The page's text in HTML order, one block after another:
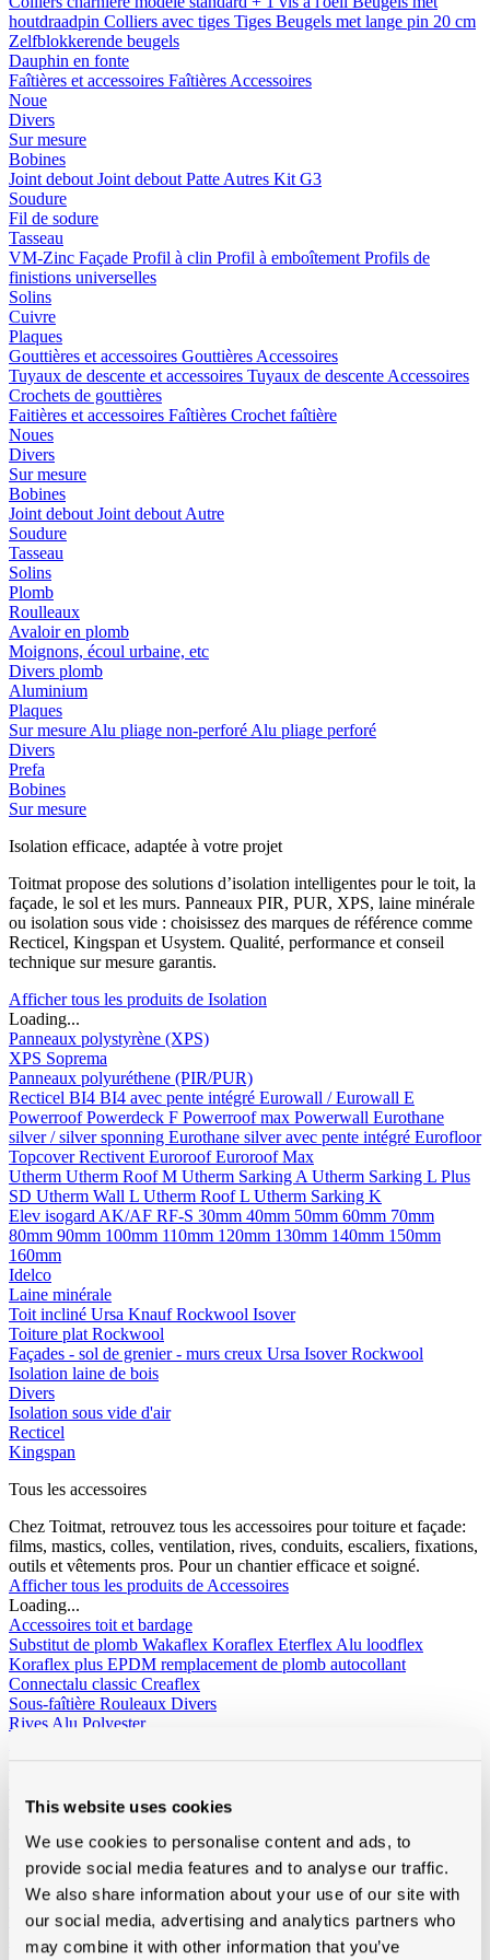
This website uses cookies
We use cookies to personalise content and ads, to
provide social media features and to analyse our traffic.
We also share information about your use of our site with
our social media, advertising and analytics partners who
may combine it with other information that you’ve
houtdraadpin Colliers avec tiges Tiges Beugels met lange pin 20 cm
Zelfblokkerende beugels
Dauphin en fonte
Faîtières et accessoires Faîtières Accessoires
Noue
Divers
Sur mesure
Bobines
Joint debout Joint debout Patte Autres Kit G3
Soudure
Fil de sodure
Tasseau
VM-Zinc Façade Profil à clin Profil à emboîtement Profils de
finistions universelles
Solins
Cuivre
Plaques
Gouttières et accessoires Gouttières Accessoires
Tuyaux de descente et accessoires Tuyaux de descente Accessoires
Crochets de gouttières
Faitières et accessoires Faîtières Crochet faîtière
Noues
Divers
Sur mesure
Bobines
Joint debout Joint debout Autre
Soudure
Tasseau
Solins
Plomb
Roulleaux
Avaloir en plomb
Moignons, écoul urbaine, etc
Divers plomb
Aluminium
Plaques
Sur mesure Alu pliage non-perforé Alu pliage perforé
Divers
Prefa
Bobines
Sur mesure
Isolation efficace, adaptée à votre projet
Toitmat propose des solutions d’isolation intelligentes pour le toit, la
façade, le sol et les murs. Panneaux PIR, PUR, XPS, laine minérale
ou isolation sous vide : choisissez des marques de référence comme
Recticel, Kingspan et Usystem. Qualité, performance et conseil
technique sur mesure garantis.
Afficher tous les produits de Isolation
Loading...
Panneaux polystyrène (XPS)
XPS Soprema
Panneaux polyuréthene (PIR/PUR)
Recticel BI4 BI4 avec pente intégré Eurowall / Eurowall E
PowerroofPowerdeck F Powerroof max Powerwall Eurothane
silver / silver sponning Eurothane silver avec pente intégré Eurofloor
TopcoverRectivent EuroroofEuroroof Max
Utherm Utherm Roof M Utherm Sarking A Utherm Sarking L Plus
SD Utherm Wall L Utherm Roof L Utherm Sarking K
Elev isogard AK/AF RF-S 30mm 40mm 50mm 60mm 70mm
80mm 90mm 100mm 110mm 120mm 130mm 140mm 150mm
160mm
Idelco
Laine minérale
Toit incliné Ursa KnaufRockwool Isover
Toiture plat Rockwool
Façades - sol de grenier - murs creux Ursa IsoverRockwool
Isolation laine de bois
Divers
Isolation sous vide d'air
Recticel
Kingspan
Tous les accessoires
Chez Toitmat, retrouvez tous les accessoires pour toiture et façade:
films, mastics, colles, ventilation, rives, conduits, escaliers, fixations,
outils et vêtements pros. Pour un chantier efficace et soigné.
Afficher tous les produits de Accessoires
Loading...
Accessoires toit et bardage
Substitut de plomb Wakaflex Koraflex Eterflex Alu loodflex
Koraflex plus EPDM remplacement de plomb autocollant
Connectalu classic Creaflex
Sous-faîtière Rouleaux Divers
Rives Alu Polyester
RoofcoatSpraypaint
liquides et colleSoudal colle toiture
Gas
Silicone, kit, tapesSilicone, kit, colleBandes-tapesSolid John
Hybrid Polymeer
Imperméabilisationfillcoatpolycolorit varia
Gouttières plastique, RWAGouttièresRWAPE tuyaux et
accessoires